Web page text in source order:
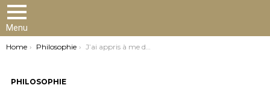
Menu
You are here:
Home Philosophie J’ai appris à me défaire des liens toxiques pour me retrouver
PHILOSOPHIE